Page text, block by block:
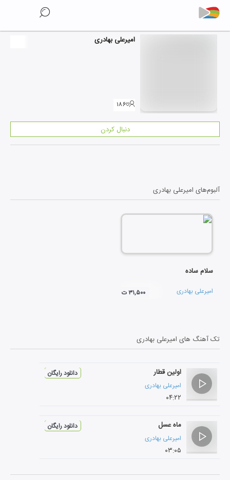
امیرعلی بهادری
۱۸۶
دنبال کردن
آلبوم‌های امیرعلی بهادری
سلام ساده
امیرعلی بهادری ۳۱,۵۰۰ ت
تک آهنگ های امیرعلی بهادری
اولین قطار
امیرعلی بهادری
۰۴:۲۲
دانلود رایگان
ماه عسل
امیرعلی بهادری
۰۳:۰۵
دانلود رایگان